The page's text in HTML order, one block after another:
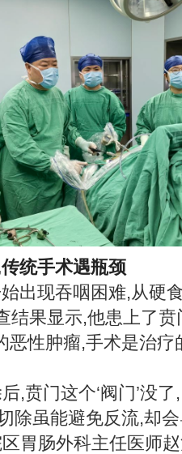
统手术遇瓶颈
出现吞咽困难,从硬
结果显示,他患上了
恶性肿瘤,手术是治疗
,贲门这个‘阀门’没
除虽能避免反流,却
胃肠外科主任医师